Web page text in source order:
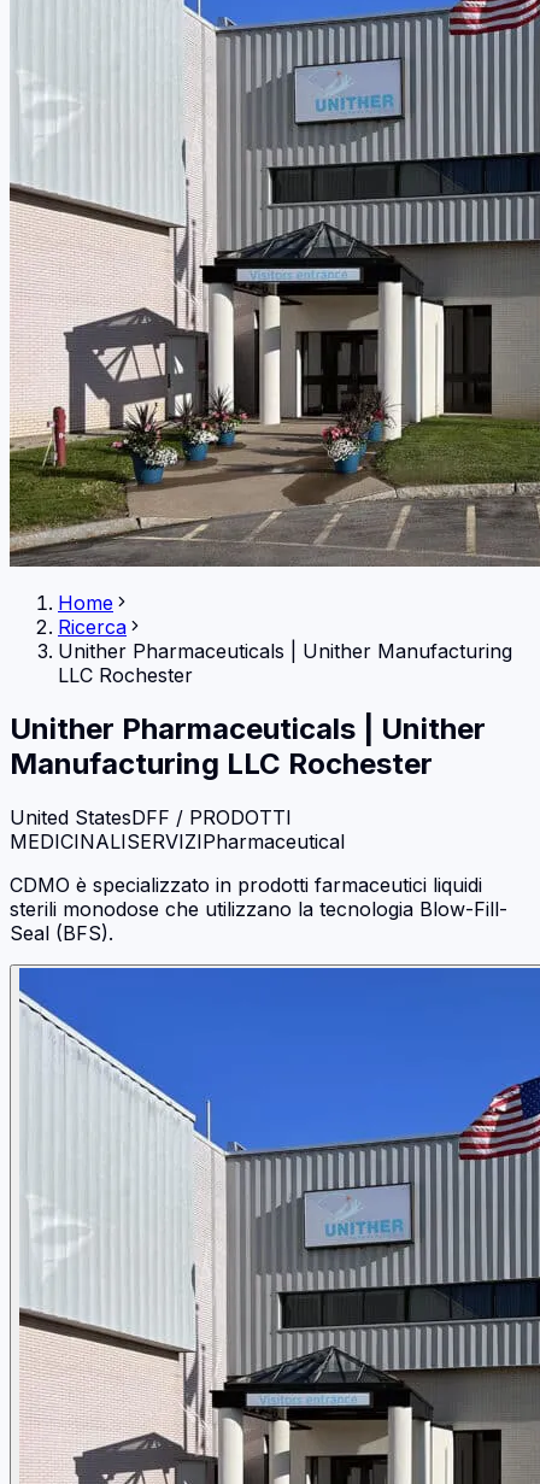
Home
Ricerca
Unither Pharmaceuticals
Unither Manufacturing
LLC Rochester
Unither Pharmaceuticals
Unither
Manufacturing LLC Rochester
United StatesDFF / PRODOTTI
MEDICINALISERVIZIPharmaceutical
CDMO è specializzato in prodotti farmaceutici liquidi
sterili monodose che utilizzano la tecnologia Blow-Fill-
Seal (BFS).